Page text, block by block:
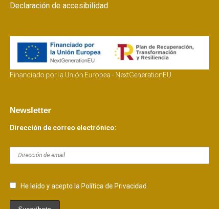
Declaración de accesibilidad
Financiado por la Unión Europea - NextGenerationEU
Newsletter
Dirección de correo electrónico:
He leído y acepto la Política de Privacidad